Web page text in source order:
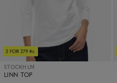
LINN TOP
STOCKH LM